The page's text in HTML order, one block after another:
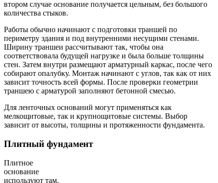
втором случае основание получается цельным, без большого
количества стыков.
Работы обычно начинают с подготовки траншей по
периметру здания и под внутренними несущими стенами.
Ширину траншеи рассчитывают так, чтобы она
соответствовала будущей нагрузке и была больше толщины
стен. Затем внутри размещают арматурный каркас, после чего
собирают опалубку. Монтаж начинают с углов, так как от них
зависит точность всей формы. После проверки геометрии
траншею с арматурой заполняют бетонной смесью.
Для ленточных оснований могут применяться как
мелкощитовые, так и крупнощитовые системы. Выбор
зависит от высоты, толщины и протяженности фундамента.
Плитный фундамент
Плитное
основание
используют там,